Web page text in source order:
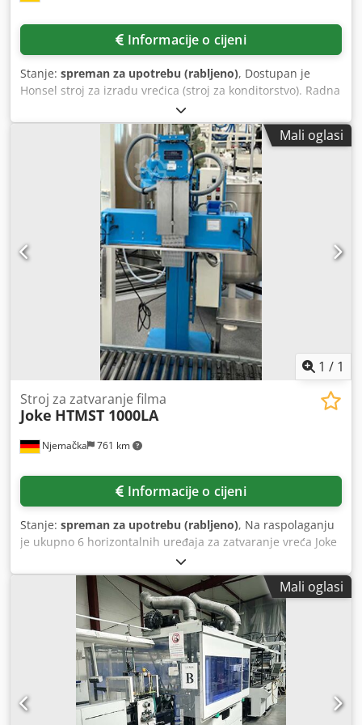
Informacije o cijeni
Stanje: spreman za upotrebu (rabljeno), Dostupan je
Honsel stroj za izradu vrećica (stroj za konditorstvo). Radna
širina: 500 mm, zatvaranje omotom: jednostrano.
Uključujući kartonski dodavač s prirubnicom, sklopivi stol i
stol za odlaganje s pultom i hranilicom. Moguć je obilazak
na licu mjesta. Crodpevtqrfsfx Agkof
Mali oglasi
1 / 1
Njemačka 761 km
Stroj za zatvaranje filma
Joke HTMST 1000LA
Informacije o cijeni
Stanje: spreman za upotrebu (rabljeno), Na raspolaganju
je ukupno 6 horizontalnih uređaja za zatvaranje vreća Joke
s vakuumskom i funkcijom za velike spremnike. Duljina
vara: 1000 mm, način varenja: impulsno varenje, varna
snaga: 2x0,4 mm, širina šava: 6–8 mm, otvor vodilica: 30
mm, dubina umetanja: 153 mm, dimenzije stroja (D/Š/V):
cca 1300/1100/1950 mm. Dokumentacija je dostupna.
Moguće je razgledavanje na licu mjesta. Codpfxsw R U Ate
Mali oglasi